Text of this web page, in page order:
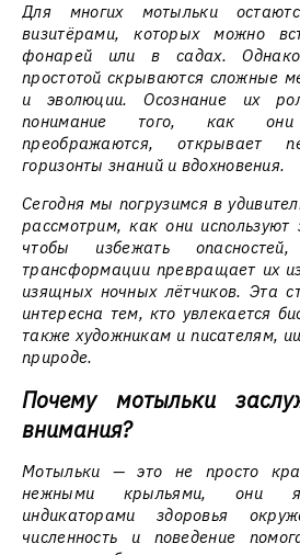
Для многих мотыльки
визитёрами, которых можно
фонарей или в садах.
простотой скрываются сложные
и эволюции. Осознание их
понимание того, как
преображаются, открывает
горизонты знаний и вдохновения.
Сегодня мы погрузимся в
рассмотрим, как они используют
чтобы избежать
трансформации превращает их
изящных ночных лётчиков. Эта
интересна тем, кто увлекается
также художникам и писателям,
природе.
Почему мотыльки
внимания?
Мотыльки — это не просто
нежными крыльями, они
индикаторами здоровья
численность и поведение